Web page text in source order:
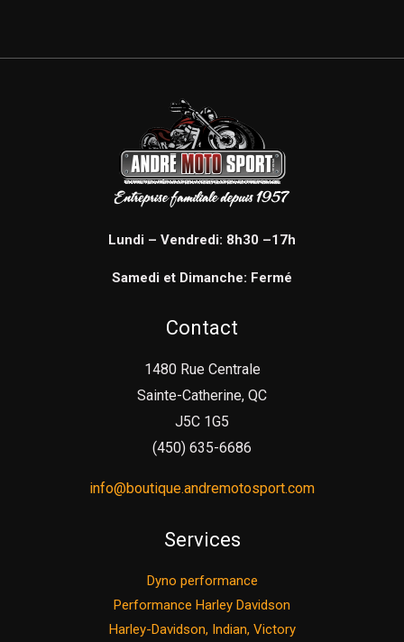
Lundi – Vendredi: 8h30 –17h
Samedi et Dimanche: Fermé
Contact
1480 Rue Centrale
Sainte-Catherine, QC
J5C 1G5
(450) 635-6686
info@boutique.andremotosport.com
Services
Dyno performance
Performance Harley Davidson
Harley-Davidson, Indian, Victory